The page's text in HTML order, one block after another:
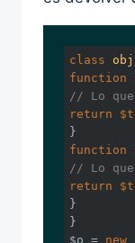
class obj
function
// Lo que
return
function
// Lo que
return
}
}
$o = new